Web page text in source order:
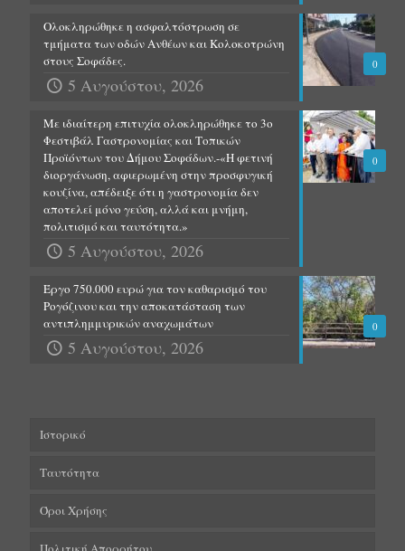
0
Ολοκληρώθηκε η ασφαλτόστρωση σε
τμήματα των οδών Ανθέων και Κολοκοτρώνη
στους Σοφάδες.
5 Αυγούστου, 2026
0
Με ιδιαίτερη επιτυχία ολοκληρώθηκε το 3ο
Φεστιβάλ Γαστρονομίας και Τοπικών
Προϊόντων του Δήμου Σοφάδων.-«Η φετινή
διοργάνωση, αφιερωμένη στην προσφυγική
κουζίνα, απέδειξε ότι η γαστρονομία δεν
αποτελεί μόνο γεύση, αλλά και μνήμη,
πολιτισμό και ταυτότητα.»
5 Αυγούστου, 2026
0
Έργο 750.000 ευρώ για τον καθαρισμό του
Ρογόζινου και την αποκατάσταση των
αντιπλημμυρικών αναχωμάτων
5 Αυγούστου, 2026
Ιστορικό
Ταυτότητα
Όροι Χρήσης